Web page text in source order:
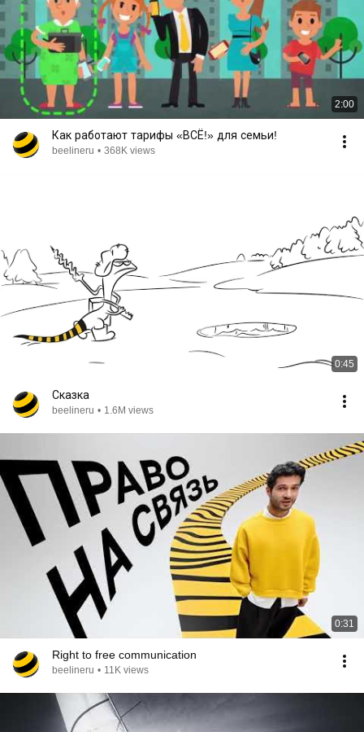
2:00
Как работают тарифы «ВСЁ!» для семьи!
beelineru • 368K views
0:45
Сказка
beelineru • 1.6M views
0:31
Right to free communication
beelineru • 11K views